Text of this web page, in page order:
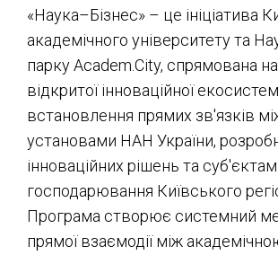
«Наука–Бізнес» – це ініціатива
академічного університету та
парку Academ.City, спрямована
відкритої інноваційної
встановлення прямих зв'язків
установами НАН України,
інноваційних рішень та
господарювання Київського
Програма створює системний
прямої взаємодії між